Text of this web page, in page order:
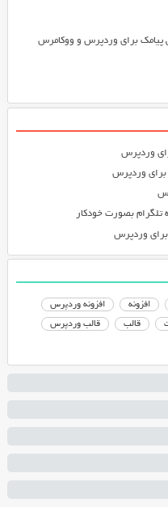
پیامک برای وردپرس و ووکامرس
وردپرس
برای وردپرس
بصورت خودکار
افزونه افزونه وردپرس
قالب قالب وردپرس